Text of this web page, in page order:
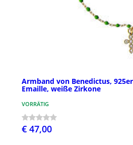
Armband von Benedictus,
Emaille, weiße Zirkone
VORRÄTIG
€ 47,00